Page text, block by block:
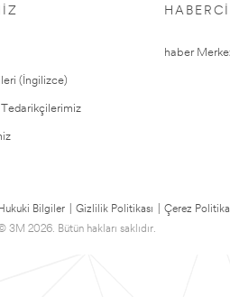
(İngilizce)
HABERCI
haber
Hukuki Bilgiler Gizlilik Politikası
Çerez
3M 2026. Bütün hakları saklıdır.